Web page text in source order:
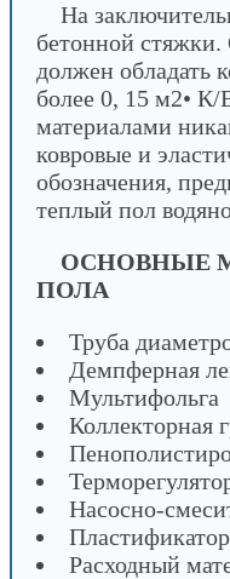
На
бетонной стяжки.
должен обладать
более 0, 15 м2•
материалами
ковровые и
обозначения,
теплый пол
ОСНОВНЫЕ
ПОЛА
Труба
Демпферная
Мультифольга
Коллекторная
Насосно-
Пластификатор
Расходный